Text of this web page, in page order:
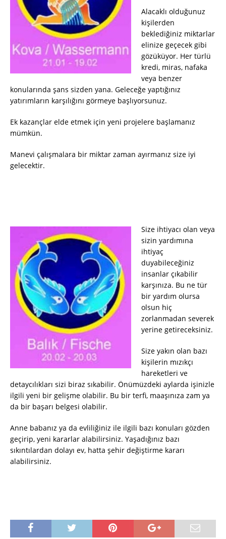
Alacaklı olduğunuz
kişilerden
beklediğiniz miktarlar
elinize geçecek gibi
gözüküyor. Her türlü
kredi, miras, nafaka
veya benzer
konularında şans sizden yana. Geleceğe yaptığınız
yatırımların karşılığını görmeye başlıyorsunuz.
Ek kazançlar elde etmek için yeni projelere başlamanız
mümkün.
Manevi çalışmalara bir miktar zaman ayırmanız size iyi
gelecektir.
Size ihtiyacı olan veya
sizin yardımına
ihtiyaç
duyabileceğiniz
insanlar çıkabilir
karşınıza. Bu ne tür
bir yardım olursa
olsun hiç
zorlanmadan severek
yerine getireceksiniz.
Size yakın olan bazı
kişilerin mızıkçı
hareketleri ve
detaycılıkları sizi biraz sıkabilir. Önümüzdeki aylarda işinizle
ilgili yeni bir gelişme olabilir. Bu bir terfi, maaşınıza zam ya
da bir başarı belgesi olabilir.
Anne babanız ya da evliliğiniz ile ilgili bazı konuları gözden
geçirip, yeni kararlar alabilirsiniz. Yaşadığınız bazı
sıkıntılardan dolayı ev, hatta şehir değiştirme kararı
alabilirsiniz.